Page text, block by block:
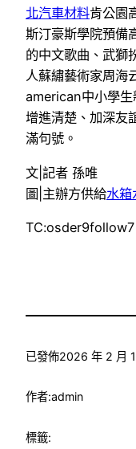
北汽車材料肯公園
斯汀豪斯學院預備
的中文歌曲、武獅
人蘇繡藝術家周海
american中小學生
增進清楚、加深友
滿句號。
文|記者 孫唯
圖|主辦方供給水箱
已發佈2026 年 2 月
作者:admin
標籤: